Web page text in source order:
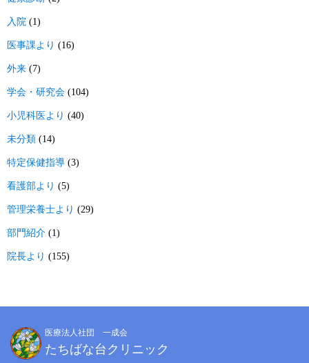
入院 (1)
医事課より (16)
外来 (7)
学会・研究会 (104)
小児科医より (40)
未分類 (14)
特定保健指導 (3)
看護部より (5)
管理栄養士より (29)
部門紹介 (1)
院長より (155)
医療法人社団 一成会
たちばな台クリニック